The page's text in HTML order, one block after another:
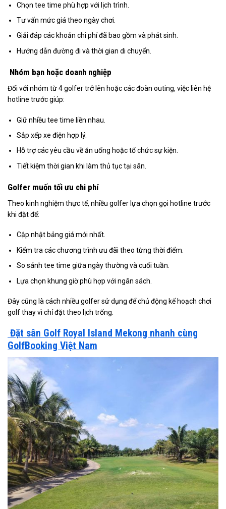
Chọn tee time phù hợp với lịch trình.
Tư vấn mức giá theo ngày chơi.
Giải đáp các khoản chi phí đã bao gồm và phát sinh.
Hướng dẫn đường đi và thời gian di chuyển.
Nhóm bạn hoặc doanh nghiệp
Đối với nhóm từ 4 golfer trở lên hoặc các đoàn outing, việc liên hệ
hotline trước giúp:
Giữ nhiều tee time liền nhau.
Sắp xếp xe điện hợp lý.
Hỗ trợ các yêu cầu về ăn uống hoặc tổ chức sự kiện.
Tiết kiệm thời gian khi làm thủ tục tại sân.
Golfer muốn tối ưu chi phí
Theo kinh nghiệm thực tế, nhiều golfer lựa chọn gọi hotline trước
khi đặt để:
Cập nhật bảng giá mới nhất.
Kiểm tra các chương trình ưu đãi theo từng thời điểm.
So sánh tee time giữa ngày thường và cuối tuần.
Lựa chọn khung giờ phù hợp với ngân sách.
Đây cũng là cách nhiều golfer sử dụng để chủ động kế hoạch chơi
golf thay vì chỉ đặt theo lịch trống.
Đặt sân Golf Royal Island Mekong nhanh cùng
GolfBooking Việt Nam